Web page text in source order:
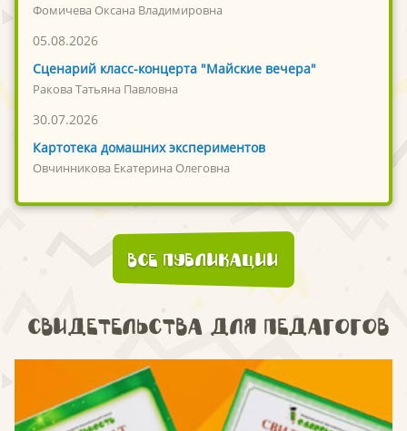
Фомичева Оксана Владимировна
05.08.2026
Сценарий класс-концерта "Майские вечера"
Ракова Татьяна Павловна
30.07.2026
Картотека домашних экспериментов
Овчинникова Екатерина Олеговна
Все публикации
Свидетельства для педагогов